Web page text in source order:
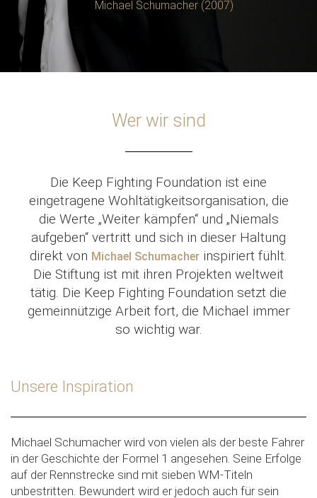
Michael Schumacher (2007)
Wer wir sind
Die Keep Fighting Foundation ist eine
eingetragene Wohltätigkeitsorganisation, die
die Werte „Weiter kämpfen“ und „Niemals
aufgeben“ vertritt und sich in dieser Haltung
direkt von Michael Schumacher inspiriert fühlt.
Die Stiftung ist mit ihren Projekten weltweit
tätig. Die Keep Fighting Foundation setzt die
gemeinnützige Arbeit fort, die Michael immer
so wichtig war.
Unsere Inspiration
Michael Schumacher wird von vielen als der beste Fahrer
in der Geschichte der Formel 1 angesehen. Seine Erfolge
auf der Rennstrecke sind mit sieben WM-Titeln
unbestritten. Bewundert wird er jedoch auch für sein